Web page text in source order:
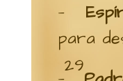
—
para
29